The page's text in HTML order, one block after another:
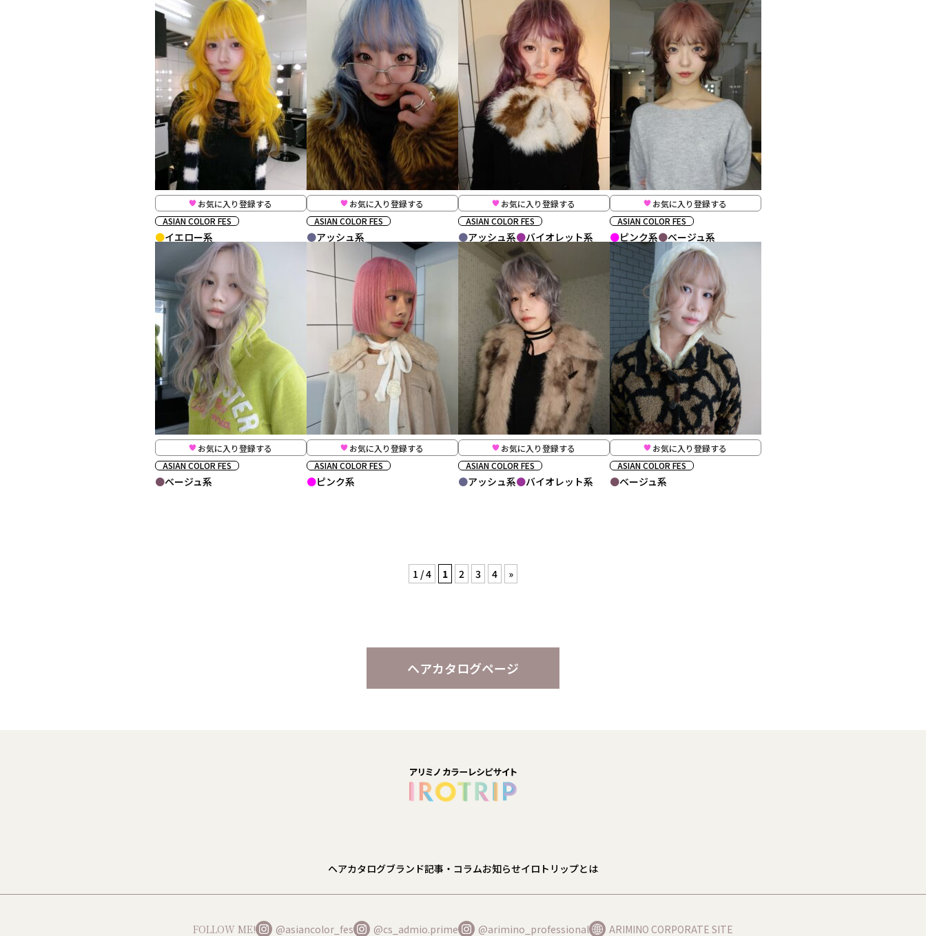
お気に入り登録する
ASIAN COLOR FES
イエロー系
お気に入り登録する
ASIAN COLOR FES
アッシュ系
お気に入り登録する
ASIAN COLOR FES
アッシュ系 バイオレット系
お気に入り登録する
ASIAN COLOR FES
ピンク系 ベージュ系
お気に入り登録する
ASIAN COLOR FES
ベージュ系
お気に入り登録する
ASIAN COLOR FES
ピンク系
お気に入り登録する
ASIAN COLOR FES
アッシュ系 バイオレット系
お気に入り登録する
ASIAN COLOR FES
ベージュ系
1 / 4 1 2 3 4 »
ヘアカタログページ
ヘアカタログブランド記事・コラムお知らせイロトリップとは
FOLLOW ME! @asiancolor_fes @cs_admio.prime @arimino_professional ARIMINO CORPORATE SITE